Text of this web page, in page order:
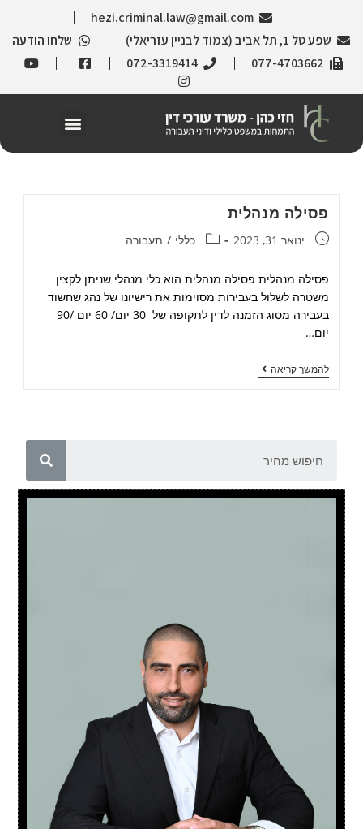
hezi.criminal.law@gmail.com
שפע טל 1, תל אביב (צמוד לבניין עזריאלי)
שלחו הודעה
077-4703662
072-3319414
פסילה מנהלית
ינואר 31, 2023 כללי / תעבורה
פסילה מנהלית פסילה מנהלית הוא כלי מנהלי שניתן לקצין
משטרה לשלול בעבירות מסוימות את רישיונו של נהג שחשוד
בעבירה מסוג הזמנה לדין לתקופה של 30 יום/ 60 יום /90
יום…
להמשך קריאה